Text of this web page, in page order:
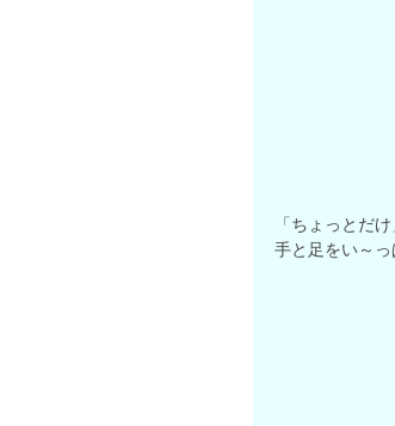
「ちょっとだ
手と足をい～